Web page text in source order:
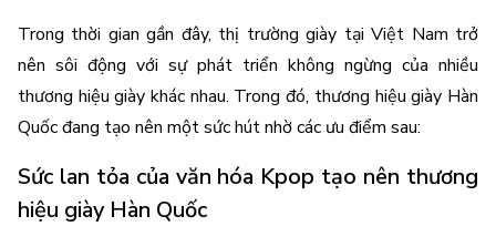
Trong thời gian gần đây, thị trường giày tại Việt Nam trở
nên sôi động với sự phát triển không ngừng của nhiều
thương hiệu giày khác nhau. Trong đó, thương hiệu giày Hàn
Quốc đang tạo nên một sức hút nhờ các ưu điểm sau:
Sức lan tỏa của văn hóa Kpop tạo nên thương
hiệu giày Hàn Quốc